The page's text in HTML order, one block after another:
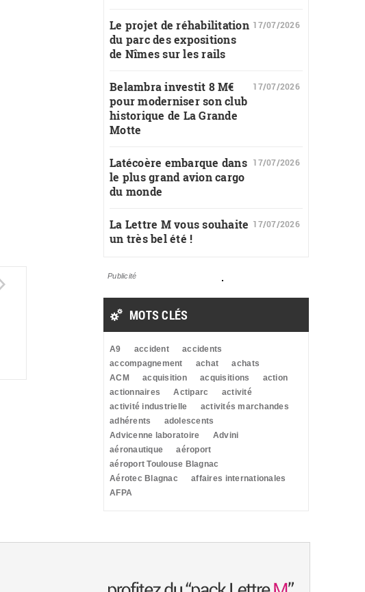
Le projet de réhabilitation
du parc des expositions
de Nîmes sur les rails
17/07/2026
Belambra investit 8 M€
pour moderniser son club
historique de La Grande
Motte
17/07/2026
Latécoère embarque dans
le plus grand avion cargo
du monde
17/07/2026
La Lettre M vous souhaite
un très bel été !
17/07/2026
Publicité
MOTS CLÉS
A9 accident
accidents
accompagnement
achat
achats
ACM
acquisition acquisitions
action
actionnaires
Actiparc
activité
activité industrielle
activités marchandes
adhérents
adolescents
Advicenne laboratoire
Advini
aéronautique
aéroport
aéroport Toulouse Blagnac
Aérotec Blagnac
affaires internationales
AFPA